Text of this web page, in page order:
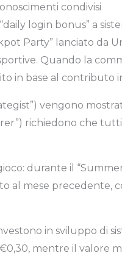
condivisi
login bonus” a
Party” lanciato da
Quando la
in base al contributo
vengono
richiedono che
durante il
al mese
in sviluppo di
mentre il valore